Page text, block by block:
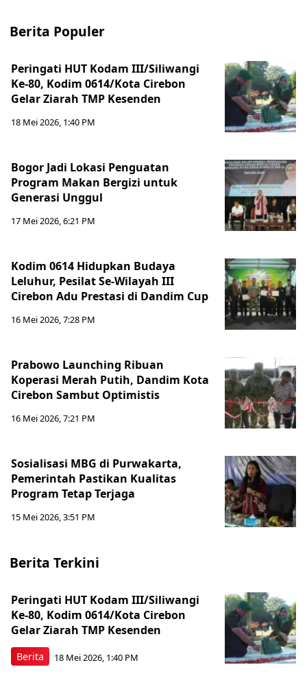
Berita Populer
Peringati HUT Kodam III/Siliwangi
Ke-80, Kodim 0614/Kota Cirebon
Gelar Ziarah TMP Kesenden
18 Mei 2026, 1:40 PM
Bogor Jadi Lokasi Penguatan
Program Makan Bergizi untuk
Generasi Unggul
17 Mei 2026, 6:21 PM
Kodim 0614 Hidupkan Budaya
Leluhur, Pesilat Se-Wilayah III
Cirebon Adu Prestasi di Dandim Cup
16 Mei 2026, 7:28 PM
Prabowo Launching Ribuan
Koperasi Merah Putih, Dandim Kota
Cirebon Sambut Optimistis
16 Mei 2026, 7:21 PM
Sosialisasi MBG di Purwakarta,
Pemerintah Pastikan Kualitas
Program Tetap Terjaga
15 Mei 2026, 3:51 PM
Berita Terkini
Berita
Peringati HUT Kodam III/Siliwangi
Ke-80, Kodim 0614/Kota Cirebon
Gelar Ziarah TMP Kesenden
18 Mei 2026, 1:40 PM